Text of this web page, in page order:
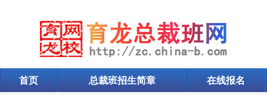
首页 总裁班招生简章 在线报名